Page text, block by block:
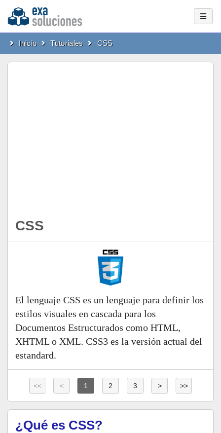
Inicio Tutoriales CSS
CSS
El lenguaje CSS es un lenguaje para definir los
estilos visuales en cascada para los
Documentos Estructurados como HTML,
XHTML o XML. CSS3 es la versión actual del
estandard.
<< < 1 2 3 > >>
¿Qué es CSS?